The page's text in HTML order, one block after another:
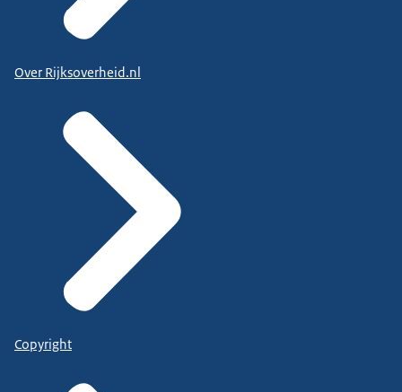
Over Rijksoverheid.nl
Copyright